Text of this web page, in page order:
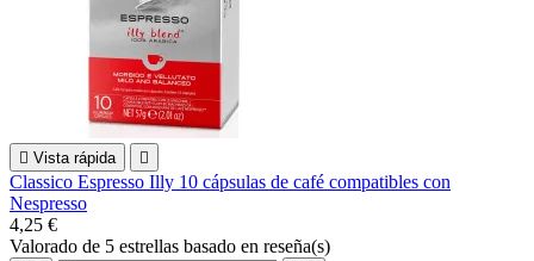
 Vista rápida 
Classico Espresso Illy 10 cápsulas de café compatibles con
Nespresso
4,25 €
Valorado de 5 estrellas basado en reseña(s)